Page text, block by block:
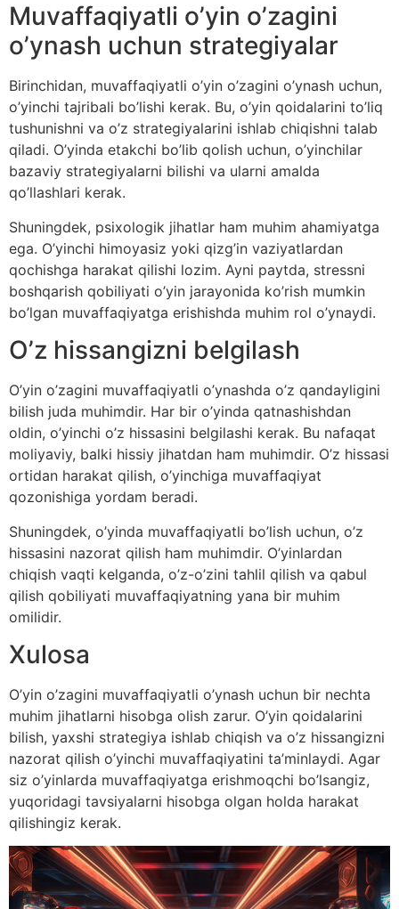
Muvaffaqiyatli o’yin o’zagini
o’ynash uchun strategiyalar
Birinchidan, muvaffaqiyatli o’yin o’zagini o’ynash uchun,
o’yinchi tajribali bo’lishi kerak. Bu, o’yin qoidalarini to’liq
tushunishni va o’z strategiyalarini ishlab chiqishni talab
qiladi. O’yinda etakchi bo’lib qolish uchun, o’yinchilar
bazaviy strategiyalarni bilishi va ularni amalda
qo’llashlari kerak.
Shuningdek, psixologik jihatlar ham muhim ahamiyatga
ega. O’yinchi himoyasiz yoki qizg’in vaziyatlardan
qochishga harakat qilishi lozim. Ayni paytda, stressni
boshqarish qobiliyati o’yin jarayonida ko’rish mumkin
bo’lgan muvaffaqiyatga erishishda muhim rol o’ynaydi.
O’z hissangizni belgilash
O’yin o’zagini muvaffaqiyatli o’ynashda o’z qandayligini
bilish juda muhimdir. Har bir o’yinda qatnashishdan
oldin, o’yinchi o’z hissasini belgilashi kerak. Bu nafaqat
moliyaviy, balki hissiy jihatdan ham muhimdir. O’z hissasi
ortidan harakat qilish, o’yinchiga muvaffaqiyat
qozonishiga yordam beradi.
Shuningdek, o’yinda muvaffaqiyatli bo’lish uchun, o’z
hissasini nazorat qilish ham muhimdir. O’yinlardan
chiqish vaqti kelganda, o’z-o’zini tahlil qilish va qabul
qilish qobiliyati muvaffaqiyatning yana bir muhim
omilidir.
Xulosa
O’yin o’zagini muvaffaqiyatli o’ynash uchun bir nechta
muhim jihatlarni hisobga olish zarur. O’yin qoidalarini
bilish, yaxshi strategiya ishlab chiqish va o’z hissangizni
nazorat qilish o’yinchi muvaffaqiyatini ta’minlaydi. Agar
siz o’yinlarda muvaffaqiyatga erishmoqchi bo’lsangiz,
yuqoridagi tavsiyalarni hisobga olgan holda harakat
qilishingiz kerak.